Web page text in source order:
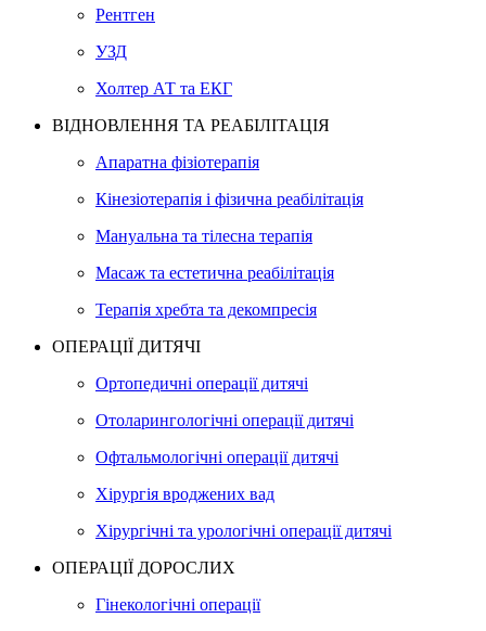
Рентген
УЗД
Холтер АТ та ЕКГ
ВІДНОВЛЕННЯ ТА РЕАБІЛІТАЦІЯ
Апаратна фізіотерапія
Кінезіотерапія і фізична реабілітація
Мануальна та тілесна терапія
Масаж та естетична реабілітація
Терапія хребта та декомпресія
ОПЕРАЦІЇ ДИТЯЧІ
Ортопедичні операції дитячі
Отоларингологічні операції дитячі
Офтальмологічні операції дитячі
Хірургія вроджених вад
Хірургічні та урологічні операції дитячі
ОПЕРАЦІЇ ДОРОСЛИХ
Гінекологічні операції